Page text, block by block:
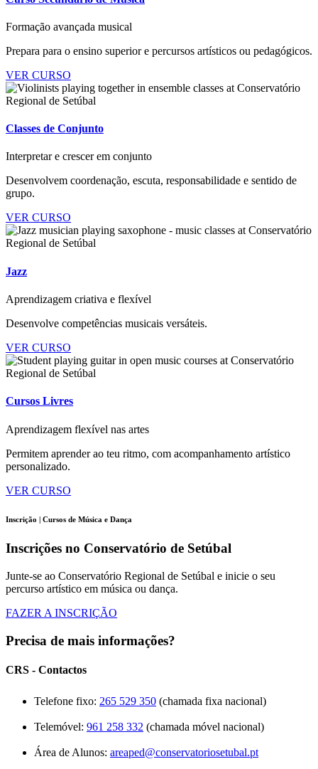
Formação avançada musical
Prepara para o ensino superior e percursos artísticos ou pedagógicos.
VER CURSO
Classes de Conjunto
Interpretar e crescer em conjunto
Desenvolvem coordenação, escuta, responsabilidade e sentido de
grupo.
VER CURSO
Jazz
Aprendizagem criativa e flexível
Desenvolve competências musicais versáteis.
VER CURSO
Cursos Livres
Aprendizagem flexível nas artes
Permitem aprender ao teu ritmo, com acompanhamento artístico
personalizado.
VER CURSO
Inscrição | Cursos de Música e Dança
Inscrições no Conservatório de Setúbal
Junte-se ao Conservatório Regional de Setúbal e inicie o seu
percurso artístico em música ou dança.
FAZER A INSCRIÇÃO
Precisa de mais informações?
CRS - Contactos
Telefone fixo: 265 529 350 (chamada fixa nacional)
Telemóvel: 961 258 332 (chamada móvel nacional)
Área de Alunos: areaped@conservatoriosetubal.pt